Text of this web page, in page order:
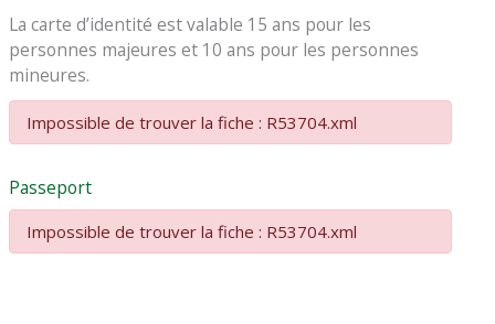
La carte d’identité est valable 15 ans pour les
personnes majeures et 10 ans pour les personnes
mineures.
Impossible de trouver la fiche : R53704.xml
Passeport
Impossible de trouver la fiche : R53704.xml